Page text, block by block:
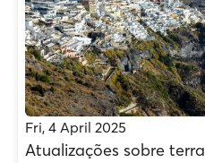
Fri, 4 April 2025
Atualizações sobre